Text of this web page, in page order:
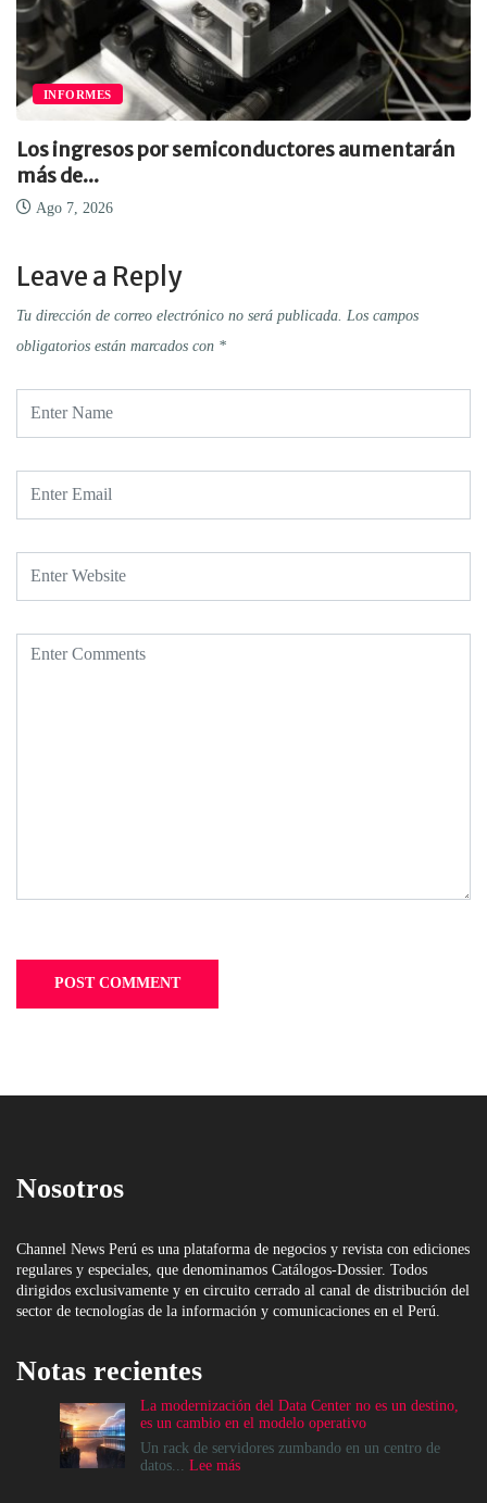
INFORMES
Los ingresos por semiconductores aumentarán
más de...
Ago 7, 2026
Leave a Reply
Tu dirección de correo electrónico no será publicada. Los campos
obligatorios están marcados con *
Nosotros
Channel News Perú es una plataforma de negocios y revista con ediciones
regulares y especiales, que denominamos Catálogos-Dossier. Todos
dirigidos exclusivamente y en circuito cerrado al canal de distribución del
sector de tecnologías de la información y comunicaciones en el Perú.
Notas recientes
La modernización del Data Center no es un destino,
es un cambio en el modelo operativo
Un rack de servidores zumbando en un centro de
datos... Lee más: